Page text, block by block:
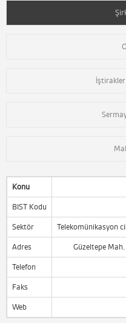
İştirakler
Konu
BIST Kodu
Sektör Telekomünikasyon
Adres Güzeltepe
Telefon
Faks
Web